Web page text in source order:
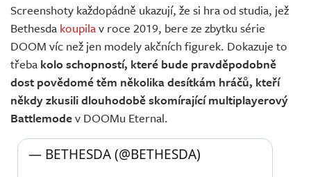
Screenshoty každopádně ukazují, že si hra od studia, jež
Bethesda koupilav roce 2019, bere ze zbytku série
DOOM víc než jen modely akčních figurek. Dokazuje to
třeba kolo schopností, které bude pravděpodobně
dost povědomé těm několika desítkám hráčů, kteří
někdy zkusili dlouhodobě skomírající multiplayerový
Battlemodev DOOMu Eternal.
— BETHESDA (@BETHESDA)